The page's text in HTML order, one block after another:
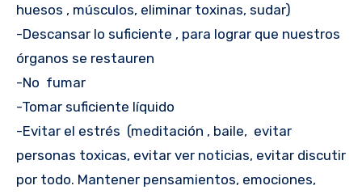
huesos , músculos, eliminar toxinas, sudar)
-Descansar lo suficiente , para lograr que nuestros
órganos se restauren
-No fumar
-Tomar suficiente líquido
-Evitar el estrés (meditación , baile, evitar
personas toxicas, evitar ver noticias, evitar discutir
por todo. Mantener pensamientos, emociones,